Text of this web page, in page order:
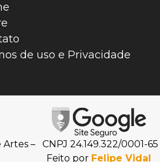
de uso e Privacidade
– CNPJ 24.149.322/0001-65
Feito por Felipe Vidal